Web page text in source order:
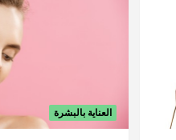
العناية بالبشرة